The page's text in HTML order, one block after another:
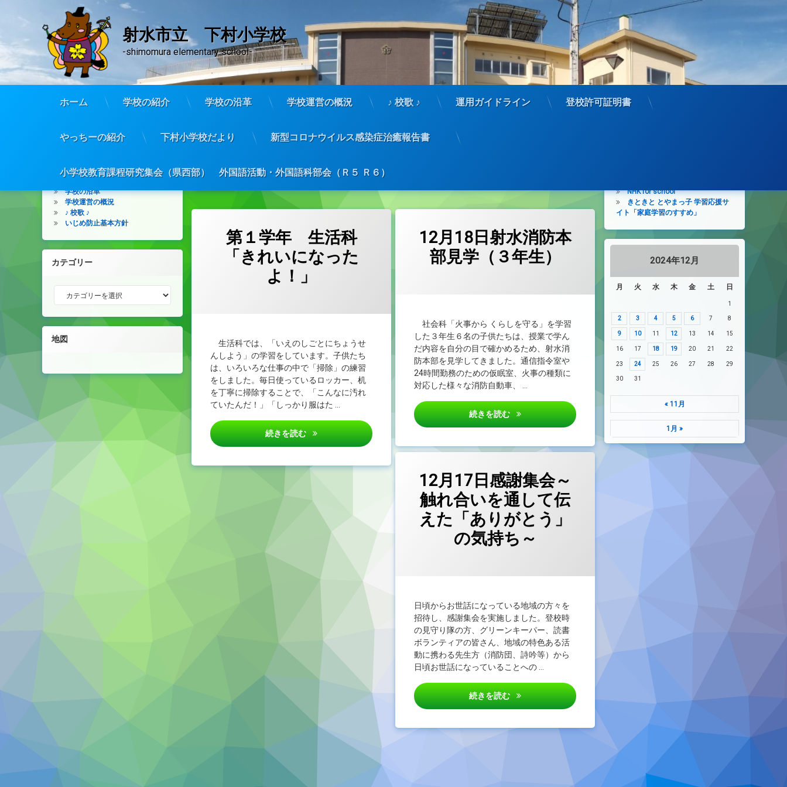
射水市立 下村小学校
-shimomura elementary school-
ホーム 学校の紹介 学校の沿革 学校運営の概況 ♪ 校歌 ♪ 運用ガイドライン 登校許可証明書
やっちーの紹介 下村小学校だより 新型コロナウイルス感染症治癒報告書
小学校教育課程研究集会（県西部） 外国語活動・外国語科部会（Ｒ５ Ｒ６）
2024年12月18日
第１学年 生活科
「きれいになった
よ！」
生活科では、「いえのしごとにちょうせ
んしよう」の学習をしています。子供たち
は、いろいろな仕事の中で「掃除」の練習
をしました。毎日使っているロッカー、机
を丁寧に掃除することで、「こんなに汚れ
ていたんだ！」「しっかり服はた …
続きを読む 第１学年 生活科「きれいになったよ！」
12月18日射水消防本
部見学（３年生）
社会科「火事から くらしを守る」を学習
した３年生６名の子供たちは、授業で学ん
だ内容を自分の目で確かめるため、射水消
防本部を見学してきました。通信指令室や
24時間勤務のための仮眠室、火事の種類に
対応した様々な消防自動車、 …
続きを読む 12月18日射水消防本部見学（３年生）
12月17日感謝集会～
触れ合いを通して伝
えた「ありがとう」
の気持ち～
日頃からお世話になっている地域の方々を
招待し、感謝集会を実施しました。登校時
の見守り隊の方、グリーンキーパー、読書
ボランティアの皆さん、地域の特色ある活
動に携わる先生方（消防団、詩吟等）から
日頃お世話になっていることへの …
続きを読む 12月17日感謝集会～触れ合いを通して伝えた「ありがとう」の気持ち～
メニュー
学校の紹介
学校の沿革
学校運営の概況
♪ 校歌 ♪
いじめ防止基本方針
カテゴリー
カテゴリー
地図
NHK for school
きときと とやまっ子 学習応援サ
イト「家庭学習のすすめ」
2024年12月
月 火 水 木 金 土 日
1
2 3 4 5 6 7 8
9 10 11 12 13 14 15
16 17 18 19 20 21 22
23 24 25 26 27 28 29
30 31
« 11月
1月 »